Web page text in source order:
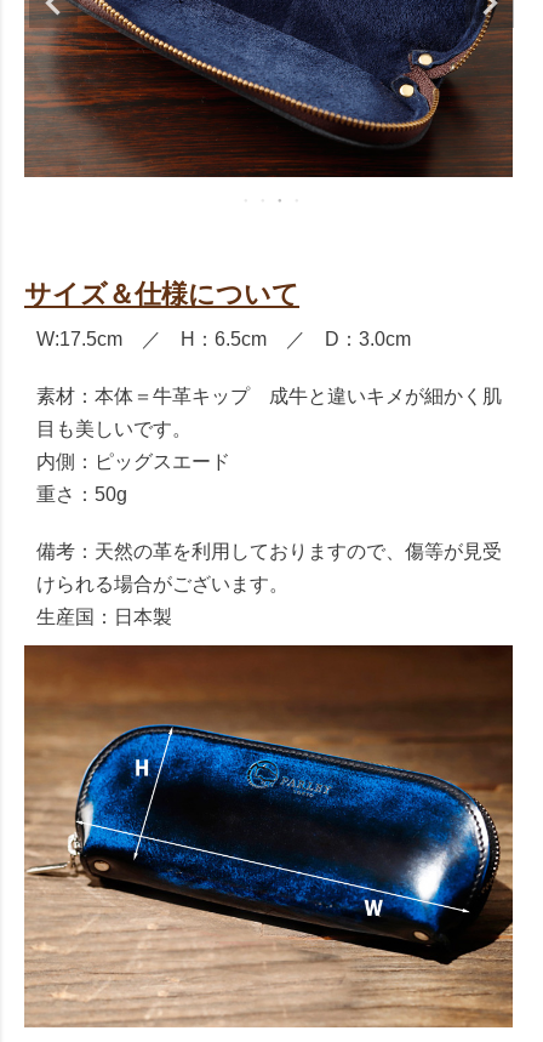
サイズ＆仕様について
W:17.5cm ／ H：6.5cm ／ D：3.0cm
素材：本体＝牛革キップ 成牛と違いキメが細かく肌
目も美しいです。
内側：ピッグスエード
重さ：50g
備考：天然の革を利用しておりますので、傷等が見受
けられる場合がございます。
生産国：日本製